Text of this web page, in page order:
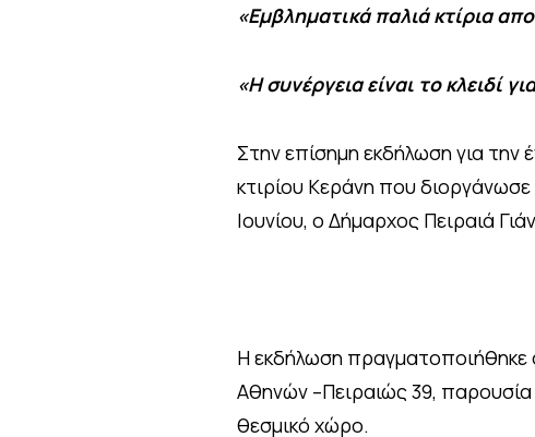
«Εμβληματικά παλιά κτίρια
«Η συνέργεια είναι το κλειδί
Στην επίσημη εκδήλωση για
κτιρίου Κεράνη που
Ιουνίου, ο Δήμαρχος Πειραιά
Η εκδήλωση
Αθηνών –Πειραιώς 39,
θεσμικό χώρο.